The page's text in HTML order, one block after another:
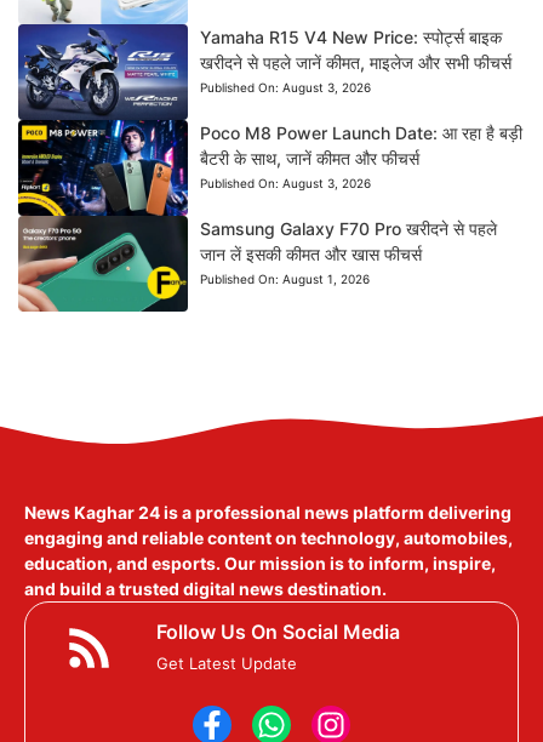
Yamaha R15 V4 New Price: स्पोर्ट्स बाइक
खरीदने से पहले जानें कीमत, माइलेज और सभी फीचर्स
Published On: August 3, 2026
Poco M8 Power Launch Date: आ रहा है बड़ी
बैटरी के साथ, जानें कीमत और फीचर्स
Published On: August 3, 2026
Samsung Galaxy F70 Pro खरीदने से पहले
जान लें इसकी कीमत और खास फीचर्स
Published On: August 1, 2026
News Kaghar 24is a professional news platform delivering
engaging and reliable content on technology, automobiles,
education, and esports. Our mission is to inform, inspire,
and build a trusted digital news destination.
Follow Us On Social Media
Get Latest Update